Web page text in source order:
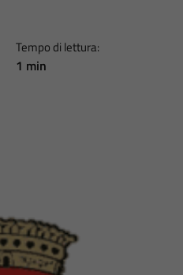
Tempo di lettura:
1 min